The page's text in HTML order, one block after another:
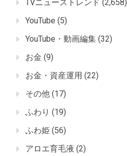
TVニューストレンド (2,658)
YouTube (5)
YouTube・動画編集 (32)
お金 (9)
お金・資産運用 (22)
その他 (17)
ふわり (19)
ふわ姫 (56)
アロエ育毛液 (2)